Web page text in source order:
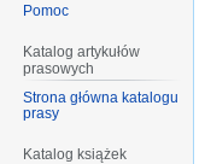
Pomoc
Katalog artykułów
prasowych
Strona główna katalogu
prasy
Katalog książek